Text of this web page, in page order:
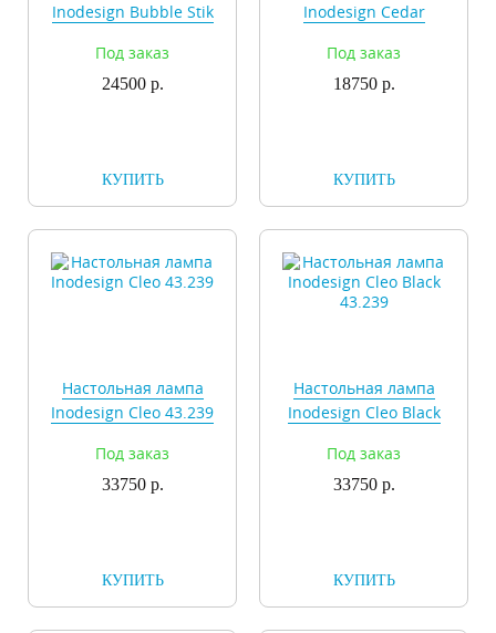
Inodesign Bubble Stik
Под заказ
24500 р.
КУПИТЬ
Inodesign Cedar
Под заказ
18750 р.
КУПИТЬ
Настольная лампа
Inodesign Cleo 43.239
Под заказ
33750 р.
КУПИТЬ
Настольная лампа
Inodesign Cleo Black
Под заказ
33750 р.
КУПИТЬ